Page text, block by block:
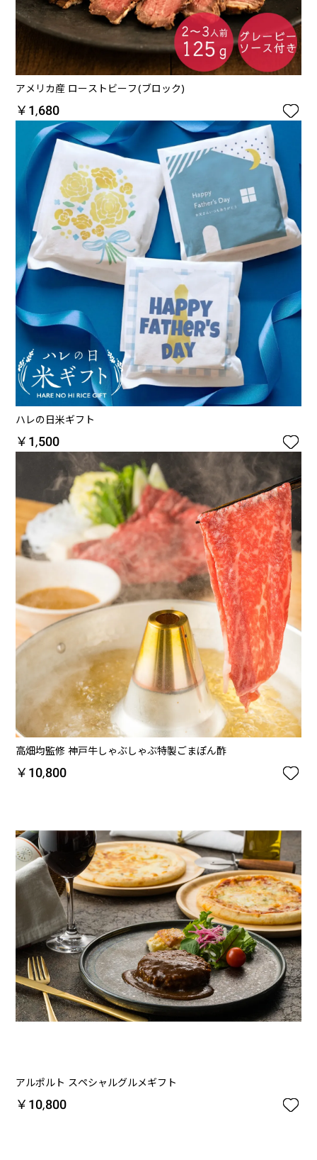
アメリカ産 ローストビーフ(ブロック)
￥1,680 
ハレの日米ギフト
￥1,500 
高畑均監修 神戸牛しゃぶしゃぶ特製ごまぽん酢
￥10,800 
アルポルト スペシャルグルメギフト
￥10,800 